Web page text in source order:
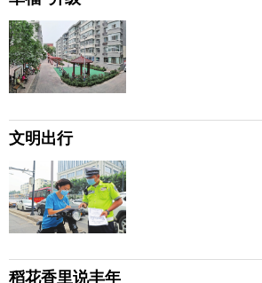
文明出行
稻花香里说丰年